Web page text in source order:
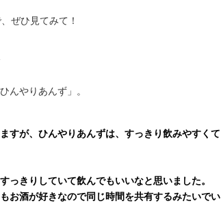
ぜひ見てみて！
んやりあんず」。
すが、ひんやりあんずは、すっきり飲みやすくて
っきりしていて飲んでもいいなと思いました。
お酒が好きなので同じ時間を共有するみたいでい